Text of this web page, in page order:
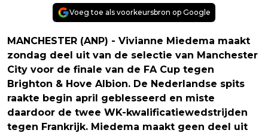
Voeg toe als voorkeursbron op Google
MANCHESTER (ANP) - Vivianne Miedema maakt
zondag deel uit van de selectie van Manchester
City voor de finale van de FA Cup tegen
Brighton & Hove Albion. De Nederlandse spits
raakte begin april geblesseerd en miste
daardoor de twee WK-kwalificatiewedstrijden
tegen Frankrijk. Miedema maakt geen deel uit